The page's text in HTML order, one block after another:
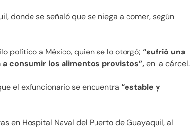
donde se señaló que se niega a comer, según
político a México, quien se lo otorgó; “sufrió una
consumir los alimentos provistos”, en la cárcel.
el exfuncionario se encuentra “estable y
en Hospital Naval del Puerto de Guayaquil, al